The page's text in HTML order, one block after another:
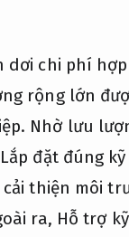
dơi chi phí
rộng lớn
Nhờ lưu
Lắp đặt đúng
thiện môi
ra, Hỗ trợ